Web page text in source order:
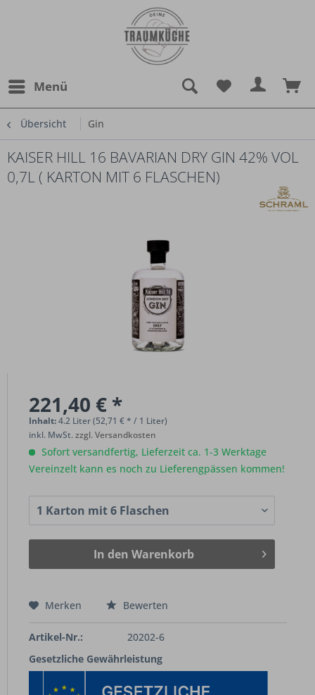
Menü
Übersicht Gin
KAISER HILL 16 BAVARIAN DRY GIN 42% VOL
0,7L ( KARTON MIT 6 FLASCHEN)
221,40 € *
Inhalt:4.2 Liter (52,71 € * / 1 Liter)
inkl. MwSt.zzgl. Versandkosten
Sofort versandfertig, Lieferzeit ca. 1-3 Werktage
Vereinzelt kann es noch zu Lieferengpässen kommen!
In den Warenkorb
Merken Bewerten
Artikel-Nr.:
20202-6
Gesetzliche Gewährleistung